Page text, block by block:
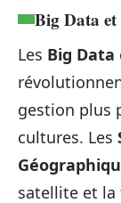
Big Data
Les Big Data
gestion plus
cultures. Les
satellite et